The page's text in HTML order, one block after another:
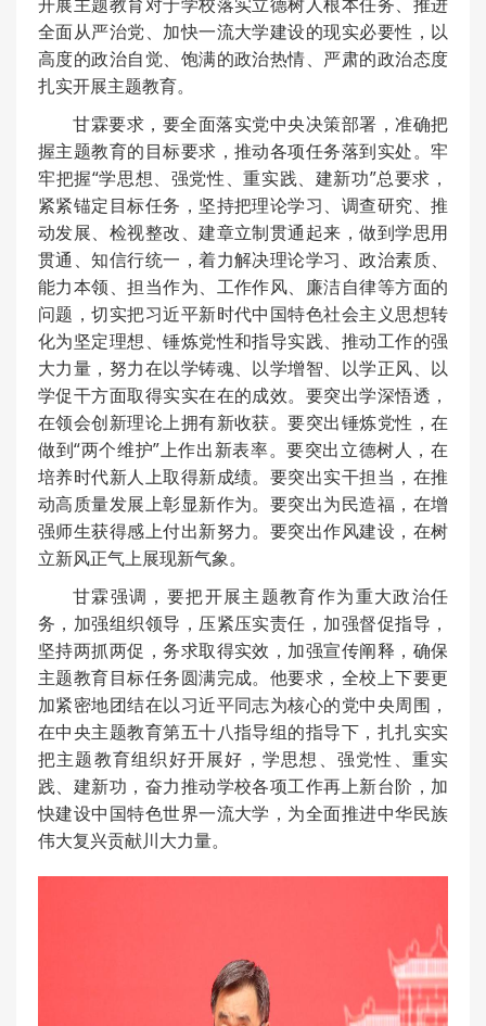
全面从严治党、加快一流大学建设的现实必要性，以
高度的政治自觉、饱满的政治热情、严肃的政治态度
扎实开展主题教育。
甘霖要求，要全面落实党中央决策部署，准确把
握主题教育的目标要求，推动各项任务落到实处。牢
牢把握“学思想、强党性、重实践、建新功”总要求，
紧紧锚定目标任务，坚持把理论学习、调查研究、推
动发展、检视整改、建章立制贯通起来，做到学思用
贯通、知信行统一，着力解决理论学习、政治素质、
能力本领、担当作为、工作作风、廉洁自律等方面的
问题，切实把习近平新时代中国特色社会主义思想转
化为坚定理想、锤炼党性和指导实践、推动工作的强
大力量，努力在以学铸魂、以学增智、以学正风、以
学促干方面取得实实在在的成效。要突出学深悟透，
在领会创新理论上拥有新收获。要突出锤炼党性，在
做到“两个维护”上作出新表率。要突出立德树人，在
培养时代新人上取得新成绩。要突出实干担当，在推
动高质量发展上彰显新作为。要突出为民造福，在增
强师生获得感上付出新努力。要突出作风建设，在树
立新风正气上展现新气象。
甘霖强调，要把开展主题教育作为重大政治任
务，加强组织领导，压紧压实责任，加强督促指导，
坚持两抓两促，务求取得实效，加强宣传阐释，确保
主题教育目标任务圆满完成。他要求，全校上下要更
加紧密地团结在以习近平同志为核心的党中央周围，
在中央主题教育第五十八指导组的指导下，扎扎实实
把主题教育组织好开展好，学思想、强党性、重实
践、建新功，奋力推动学校各项工作再上新台阶，加
快建设中国特色世界一流大学，为全面推进中华民族
伟大复兴贡献川大力量。